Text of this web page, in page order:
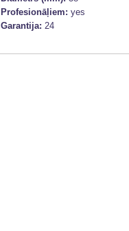
Profesionāļiem: yes
Garantija: 24